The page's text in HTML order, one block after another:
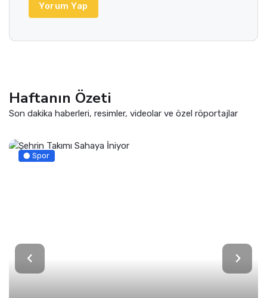
Yorum Yap
Haftanın Özeti
Son dakika haberleri, resimler, videolar ve özel röportajlar
Spor